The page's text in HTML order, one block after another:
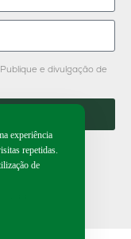
e divulgação de
experiência
repetidas.
de